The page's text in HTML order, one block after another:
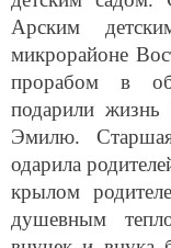
Арским
микрорайоне
прорабом в
подарили
Эмилю.
одарила
крылом
душевным
внучек и внука